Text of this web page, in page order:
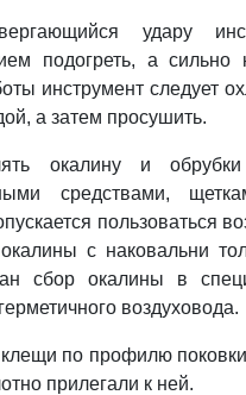
удару
подогреть, а сильно
инструмент следует
а затем просушить.
окалину и
средствами,
пользоваться
с наковальни
сбор окалины в
воздуховода.
по профилю поковки
прилегали к ней.